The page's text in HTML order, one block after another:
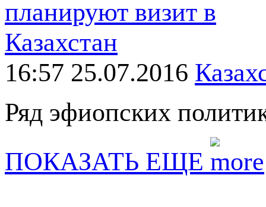
16:57 25.07.2016
Ряд эфиопских
ПОКАЗАТЬ ЕЩЕ